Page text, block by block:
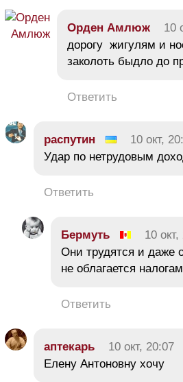
Орден Амлюж 10
дорогу жигулям и
заколоть быдло до
Ответить
распутин 10 окт,
Удар по нетрудовым
Ответить
Бермуть 10 окт,
Они трудятся и даже
не облагается
Ответить
аптекарь 10 окт, 20:07
Елену Антоновну хочу